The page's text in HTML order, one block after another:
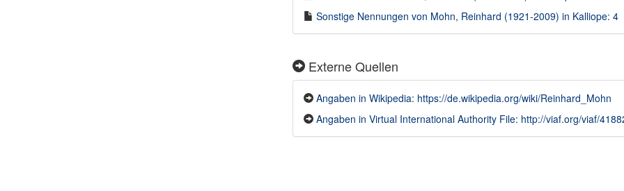
Sonstige Nennungen von Mohn, Reinhard (1921-2009) in Kalliope: 4
Externe Quellen
Angaben in Wikipedia: https://de.wikipedia.org/wiki/Reinhard_Mohn
Angaben in Virtual International Authority File: http://viaf.org/viaf/